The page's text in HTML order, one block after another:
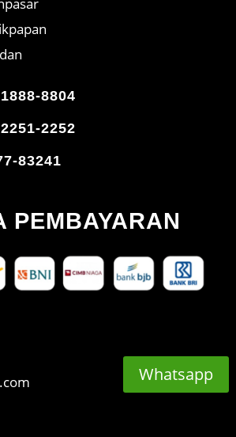
8804
2252
83241
PEMBAYARAN
Whatsapp